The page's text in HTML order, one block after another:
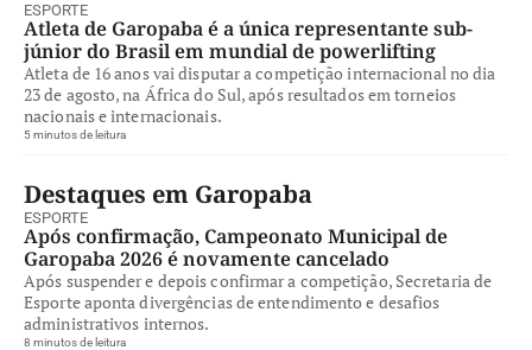
ESPORTE
Atleta de Garopaba é a única representante sub-
júnior do Brasil em mundial de powerlifting
Atleta de 16 anos vai disputar a competição internacional no dia
23 de agosto, na África do Sul, após resultados em torneios
nacionais e internacionais.
5 minutos de leitura
Destaques em Garopaba
ESPORTE
Após confirmação, Campeonato Municipal de
Garopaba 2026 é novamente cancelado
Após suspender e depois confirmar a competição, Secretaria de
Esporte aponta divergências de entendimento e desafios
administrativos internos.
8 minutos de leitura